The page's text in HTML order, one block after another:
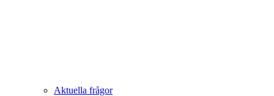
Aktuella frågor